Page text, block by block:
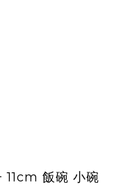
11cm 飯碗 小碗